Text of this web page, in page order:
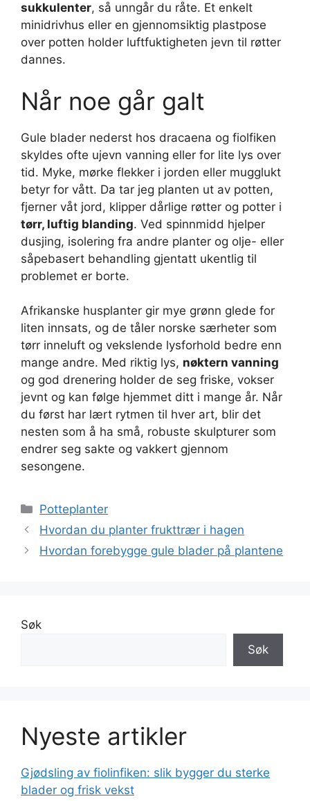
sukkulenter, så unngår du råte. Et enkelt
minidrivhus eller en gjennomsiktig plastpose
over potten holder luftfuktigheten jevn til røtter
dannes.
Når noe går galt
Gule blader nederst hos dracaena og fiolfiken
skyldes ofte ujevn vanning eller for lite lys over
tid. Myke, mørke flekker i jorden eller mugglukt
betyr for vått. Da tar jeg planten ut av potten,
fjerner våt jord, klipper dårlige røtter og potter i
tørr, luftig blanding. Ved spinnmidd hjelper
dusjing, isolering fra andre planter og olje- eller
såpebasert behandling gjentatt ukentlig til
problemet er borte.
Afrikanske husplanter gir mye grønn glede for
liten innsats, og de tåler norske særheter som
tørr inneluft og vekslende lysforhold bedre enn
mange andre. Med riktig lys, nøktern vanning
og god drenering holder de seg friske, vokser
jevnt og kan følge hjemmet ditt i mange år. Når
du først har lært rytmen til hver art, blir det
nesten som å ha små, robuste skulpturer som
endrer seg sakte og vakkert gjennom
sesongene.
Kategorier
Potteplanter
Hvordan du planter frukttrær i hagen
Hvordan forebygge gule blader på plantene
Søk
Søk
Nyeste artikler
Gjødsling av fiolinfiken: slik bygger du sterke
blader og frisk vekst